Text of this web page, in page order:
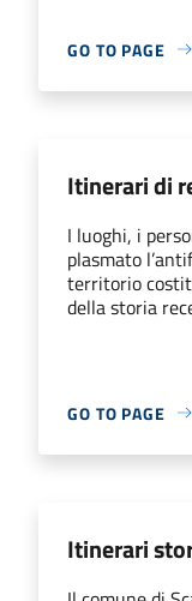
GO TO PAGE
Itinerari di
I luoghi, i
plasmato
territorio
della storia
GO TO PAGE
Itinerari